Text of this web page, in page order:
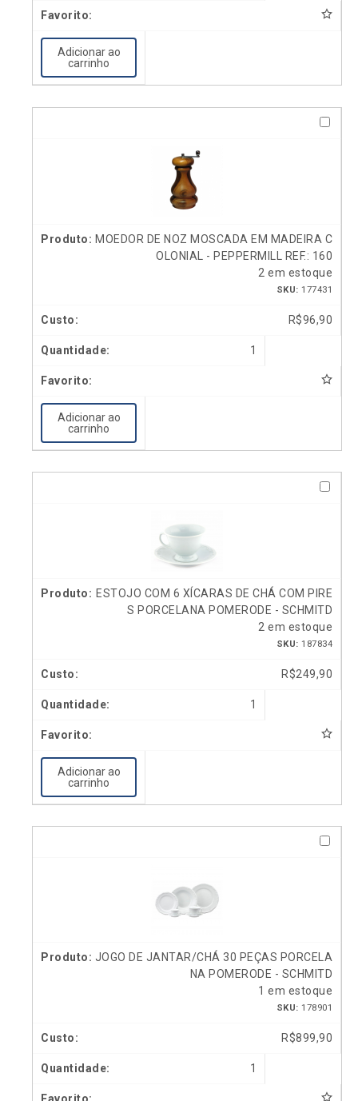
Adicionar ao
carrinho
MOEDOR DE NOZ MOSCADA EM MADEIRA C
OLONIAL - PEPPERMILL REF.: 160
2 em estoque
SKU: 177431
R$96,90
1
Adicionar ao
carrinho
ESTOJO COM 6 XÍCARAS DE CHÁ COM PIRE
S PORCELANA POMERODE - SCHMITD
2 em estoque
SKU: 187834
R$249,90
1
Adicionar ao
carrinho
JOGO DE JANTAR/CHÁ 30 PEÇAS PORCELA
NA POMERODE - SCHMITD
1 em estoque
SKU: 178901
R$899,90
1